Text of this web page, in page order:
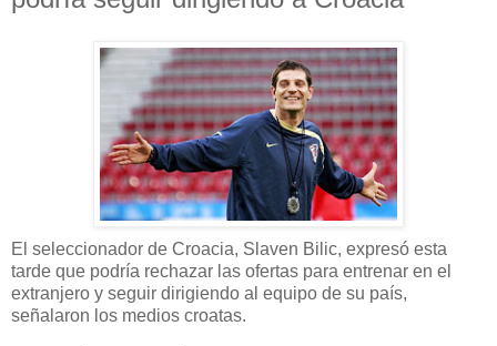
El seleccionador de Croacia, Slaven Bilic, expresó esta
tarde que podría rechazar las ofertas para entrenar en el
extranjero y seguir dirigiendo al equipo de su país,
señalaron los medios croatas.